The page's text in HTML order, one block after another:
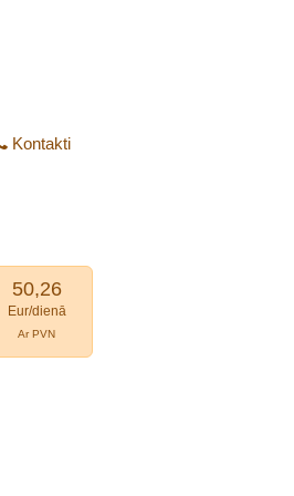
Kontakti
50,26
Eur/dienā
Ar PVN